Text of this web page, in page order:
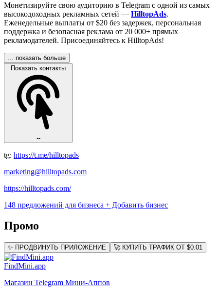
Монетизируйте свою аудиторию в Telegram с одной из самых
высокодоходных рекламных сетей — HilltopAds.
Еженедельные выплаты от $20 без задержек, персональная
поддержка и безопасная реклама от 20 000+ прямых
рекламодателей. Присоединяйтесь к HilltopAds!
... показать больше
Показать контакты
--
tg: https://t.me/hilltopads
marketing@hilltopads.com
https://hilltopads.com/
148 предложений для бизнеса + Добавить бизнес
Промо
✨ ПРОДВИНУТЬ ПРИЛОЖЕНИЕ 🚀 КУПИТЬ ТРАФИК ОТ $0.01
FindMini.app
Магазин Telegram Мини-Аппов